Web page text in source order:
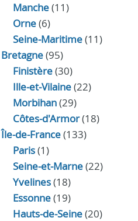
Manche(11)
Orne(6)
Seine-Maritime(11)
Bretagne(95)
Finistère(30)
Ille-et-Vilaine(22)
Morbihan(29)
Côtes-d'Armor(18)
Île-de-France(133)
Paris(1)
Seine-et-Marne(22)
Yvelines(18)
Essonne(19)
Hauts-de-Seine(20)